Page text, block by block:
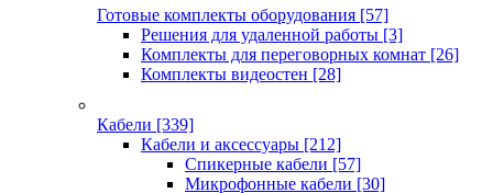
Готовые комплекты оборудования [57]
Решения для удаленной работы [3]
Комплекты для переговорных комнат [26]
Комплекты видеостен [28]
Кабели [339]
Кабели и аксессуары [212]
Спикерные кабели [57]
Микрофонные кабели [30]